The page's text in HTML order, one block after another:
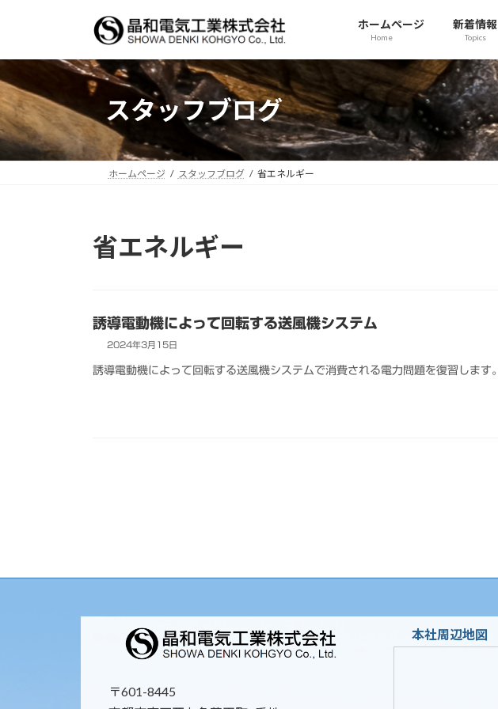
ツ
へ
ス
キ
ッ
シ
ョ
ン
に
移
ホームページ
Home
新着情報
Topics
スタッフブログ
ホームページ スタッフブログ 省エネルギー
省エネルギー
誘導電動機によって回転する送風機システム
2024年3月15日
誘導電動機によって回転する送風機システムで消費される電力問題を復習します。
〒601-8445
本社周辺地図